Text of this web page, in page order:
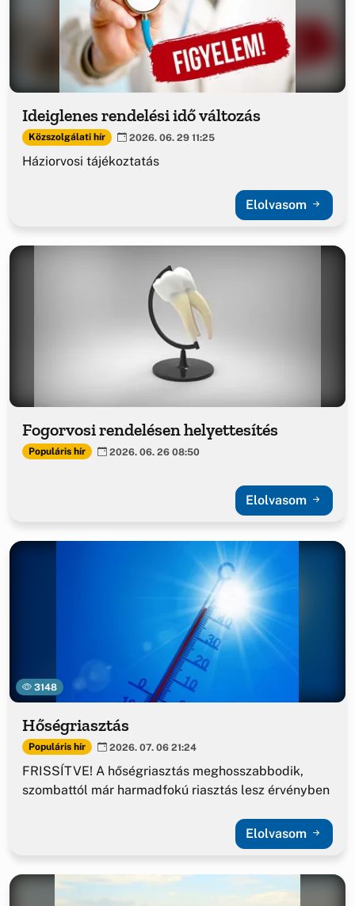
Ideiglenes rendelési idő változás
Közszolgálati hír 2026. 06. 29 11:25
Háziorvosi tájékoztatás
Elolvasom
Fogorvosi rendelésen helyettesítés
Populáris hír 2026. 06. 26 08:50
Elolvasom
3148
Hőségriasztás
Populáris hír 2026. 07. 06 21:24
FRISSÍTVE! A hőségriasztás meghosszabbodik,
szombattól már harmadfokú riasztás lesz érvényben
Elolvasom